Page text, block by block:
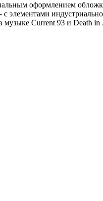
оформлением
элементами
Current 93 и Death in